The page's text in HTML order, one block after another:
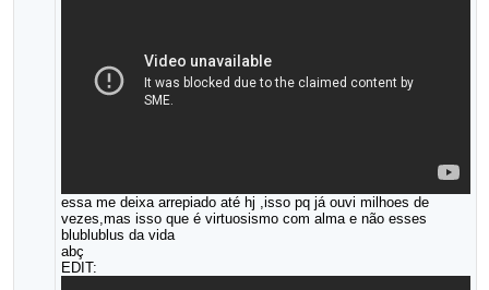
essa me deixa arrepiado até hj ,isso pq já ouvi milhoes de
vezes,mas isso que é virtuosismo com alma e não esses
blublublus da vida
abç
EDIT: